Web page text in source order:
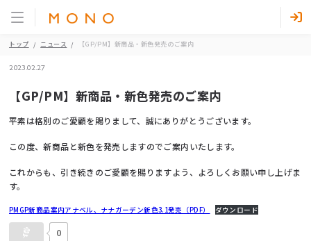
トップ ニュース 【GP/PM】新商品・新色発売のご案内
2023.02.27
【GP/PM】新商品・新色発売のご案内
平素は格別のご愛顧を賜りまして、誠にありがとうございます。
この度、新商品と新色を発売しますのでご案内いたします。
これからも、引き続きのご愛顧を賜りますよう、よろしくお願い申し上げま
す。
PMGP新商品案内アナベル、ナナガーデン新色3.1発売（PDF） ダウンロード
0